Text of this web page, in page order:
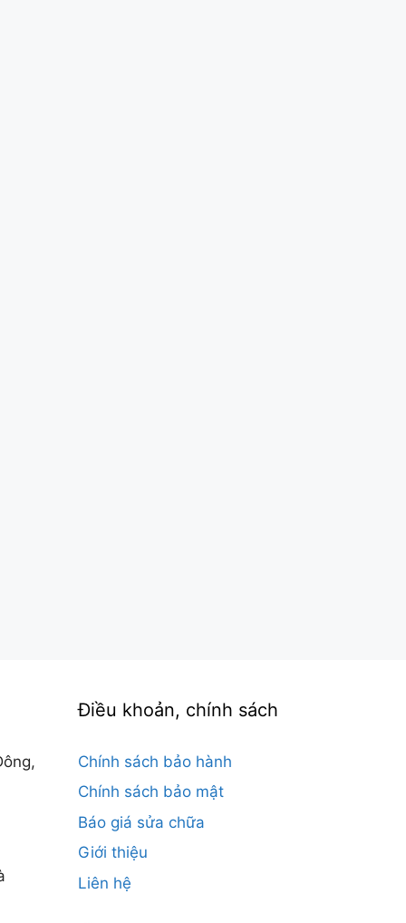
Điều khoản, chính sách
Chính sách bảo hành
Chính sách bảo mật
Báo giá sửa chữa
Giới thiệu
Liên hệ